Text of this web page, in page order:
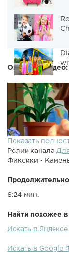
Описание видео:
Смотреть серию
да, то можно ли
Или
Показать
Ролик канала
Фиксики -
6:24 мин.
Найти похожее в
Искать в
Искать в Google